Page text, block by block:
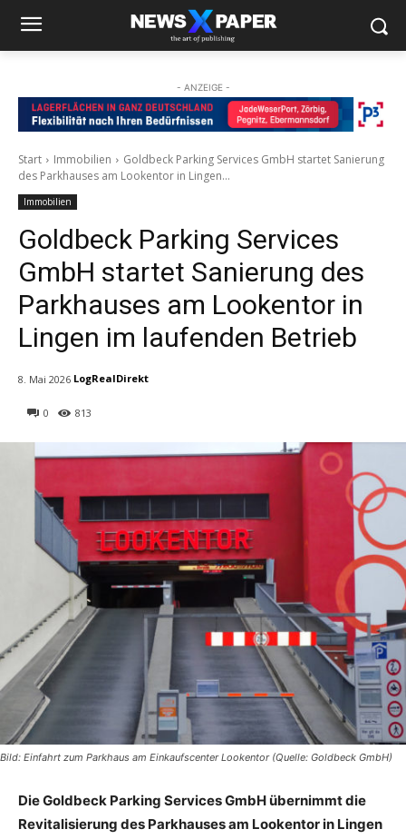
- ANZEIGE -
Start Immobilien
Goldbeck Parking Services GmbH startet Sanierung
des Parkhauses am Lookentor in Lingen...
Immobilien
Goldbeck Parking Services
GmbH startet Sanierung des
Parkhauses am Lookentor in
Lingen im laufenden Betrieb
0 813
8. Mai 2026 LogRealDirekt
Bild: Einfahrt zum Parkhaus am Einkaufscenter Lookentor (Quelle: Goldbeck GmbH)
Die Goldbeck Parking Services GmbH übernimmt die
Revitalisierung des Parkhauses am Lookentor in Lingen